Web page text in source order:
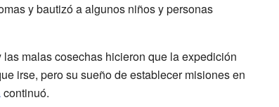
y bautizó a algunos niños y personas
malas cosechas hicieron que la expedición
irse, pero su sueño de establecer misiones en
continuó.